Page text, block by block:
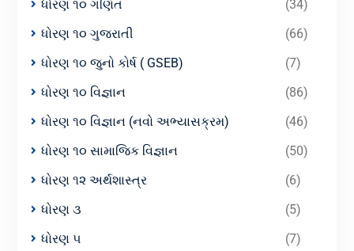
ધોરણ ૧૦ ગણિત
(34)
ધોરણ ૧૦ ગુજરાતી
(66)
ધોરણ ૧૦ જુનો કોર્ષ ( GSEB)
(7)
ધોરણ ૧૦ વિજ્ઞાન
(86)
ધોરણ ૧૦ વિજ્ઞાન (નવો અભ્યાસક્રમ)
(46)
ધોરણ ૧૦ સામાજિક વિજ્ઞાન
(50)
ધોરણ ૧૨ અર્થશાસ્ત્ર
(6)
ધોરણ ૩
(5)
ધોરણ ૫
(7)